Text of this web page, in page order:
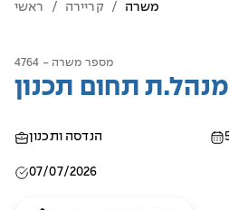
ראשי / קריירה / משרה
מספר משרה - 4764
מנהל.ת תחום תכנון
הנדסה ותכנון
07/07/2026